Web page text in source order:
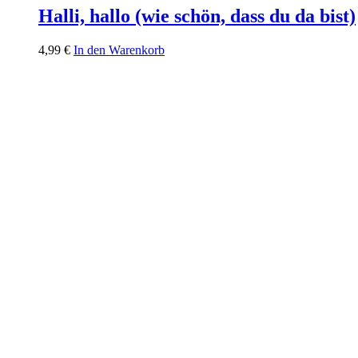
Halli, hallo (wie schön, dass du da bist)
4,99 € In den Warenkorb